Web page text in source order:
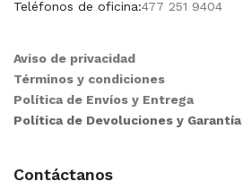
Teléfonos de oficina:477 251 9404
Aviso de privacidad
Términos y condiciones
Política de Envíos y Entrega
Política de Devoluciones y Garantía
Contáctanos